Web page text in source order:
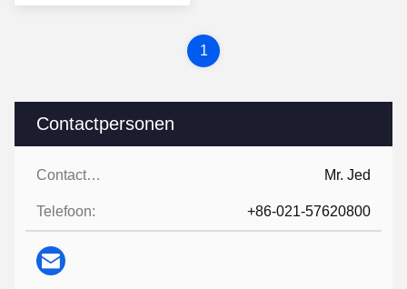
Contactpersonen
Contactpersonen: Mr. Jed
Telefoon: +86-021-57620800
1